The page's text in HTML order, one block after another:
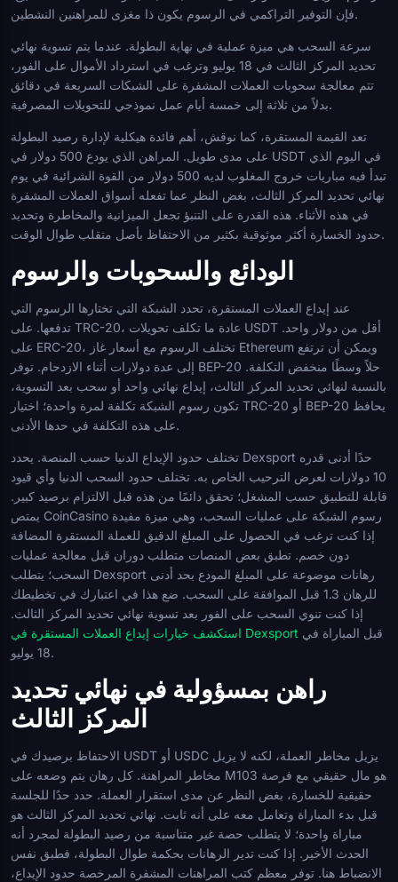
فإن التوفير التراكمي في الرسوم يكون ذا مغزى للمراهنين النشطين.
سرعة السحب هي ميزة عملية في نهاية البطولة. عندما يتم تسوية نهائي
تحديد المركز الثالث في 18 يوليو وترغب في استرداد الأموال على الفور،
تتم معالجة سحوبات العملات المشفرة على الشبكات السريعة في دقائق
بدلاً من ثلاثة إلى خمسة أيام عمل نموذجي للتحويلات المصرفية.
تعد القيمة المستقرة، كما نوقش، أهم فائدة هيكلية لإدارة رصيد البطولة
على مدى طويل. المراهن الذي يودع 500 دولار في USDT في اليوم الذي
تبدأ فيه مباريات خروج المغلوب لديه 500 دولار من القوة الشرائية في يوم
نهائي تحديد المركز الثالث، بغض النظر عما تفعله أسواق العملات المشفرة
في هذه الأثناء. هذه القدرة على التنبؤ تجعل الميزانية والمخاطرة وتحديد
حدود الخسارة أكثر موثوقية بكثير من الاحتفاظ بأصل متقلب طوال الوقت.
الودائع والسحوبات والرسوم
عند إيداع العملات المستقرة، تحدد الشبكة التي تختارها الرسوم التي
تدفعها. على TRC-20، عادة ما تكلف تحويلات USDT أقل من دولار واحد.
على ERC-20، تختلف الرسوم مع أسعار غاز Ethereum ويمكن أن ترتفع
إلى عدة دولارات أثناء الازدحام. توفر BEP-20 حلاً وسطًا منخفض التكلفة.
بالنسبة لنهائي تحديد المركز الثالث، إيداع نهائي واحد أو سحب بعد التسوية،
تكون رسوم الشبكة تكلفة لمرة واحدة؛ اختيار TRC-20 أو BEP-20 يحافظ
على هذه التكلفة في حدها الأدنى.
تختلف حدود الإيداع الدنيا حسب المنصة. يحدد Dexsport حدًا أدنى قدره
10 دولارات لعرض الترحيب الخاص به. تختلف حدود السحب الدنيا وأي قيود
قابلة للتطبيق حسب المشغل؛ تحقق دائمًا من هذه قبل الالتزام برصيد كبير.
يمتص CoinCasino رسوم الشبكة على عمليات السحب، وهي ميزة مفيدة
إذا كنت ترغب في الحصول على المبلغ الدقيق للعملة المستقرة المضافة
دون خصم. تطبق بعض المنصات متطلب دوران قبل معالجة عمليات
السحب؛ يتطلب Dexsport رهانات موضوعة على المبلغ المودع بحد أدنى
للرهان 1.3 قبل الموافقة على السحب. ضع هذا في اعتبارك في تخطيطك
إذا كنت تنوي السحب على الفور بعد تسوية نهائي تحديد المركز الثالث.
استكشف خيارات إيداع العملات المستقرة في Dexsport
18 يوليو.
راهن بمسؤولية في نهائي تحديد
المركز الثالث
الاحتفاظ برصيدك في USDT أو USDC يزيل مخاطر العملة، لكنه لا يزيل
مخاطر المراهنة. كل رهان يتم وضعه على M103 هو مال حقيقي مع فرصة
حقيقية للخسارة، بغض النظر عن مدى استقرار العملة. حدد حدًا للجلسة
قبل بدء المباراة وتعامل معه على أنه ثابت. نهائي تحديد المركز الثالث هو
مباراة واحدة؛ لا يتطلب حصة غير متناسبة من رصيد البطولة لمجرد أنه
الحدث الأخير. إذا كنت تدير الرهانات بحكمة طوال البطولة، فطبق نفس
الانضباط هنا. توفر معظم كتب المراهنات المشفرة المرخصة حدود الإيداع،